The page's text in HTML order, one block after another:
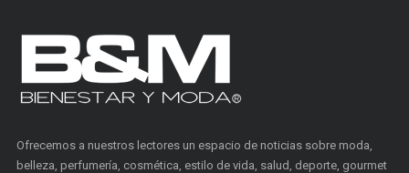
Ofrecemos a nuestros lectores un espacio de noticias sobre moda,
belleza, perfumería, cosmética, estilo de vida, salud, deporte, gourmet